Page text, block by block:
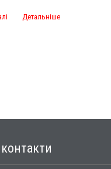
Детальніше
контакти